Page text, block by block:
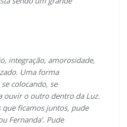
integração, amorosidade,
Uma forma
colocando, se
ouvir o outro dentro da Luz.
que ficamos juntos, pude
Fernanda’. Pude